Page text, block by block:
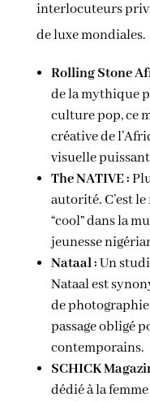
interlocuteurs
de luxe mondiales.
Rolling Stone
de la mythique
culture pop, ce
créative de
visuelle
The NATIVE :
autorité. C’est
“cool” dans la
jeunesse
Nataal :Un
Nataal est
de
passage obligé
contemporains.
SCHICK
dédié à la